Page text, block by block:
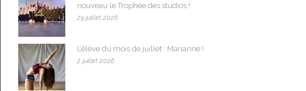
nouveau le Trophée des studios !
29 juillet 2026
L’élève du mois de juillet : Marianne !
2 juillet 2026